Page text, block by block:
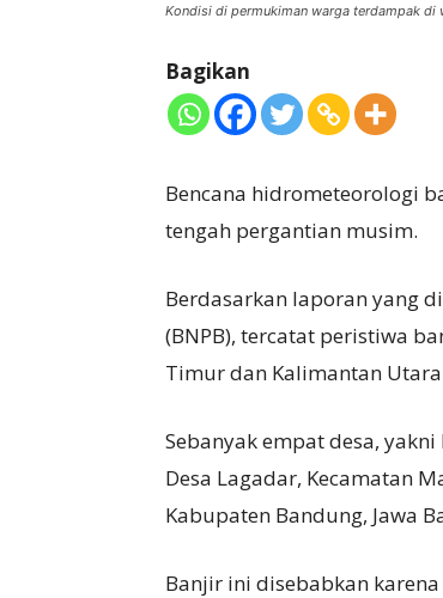
Kondisi di permukiman warga terdampak di
Bagikan
Bencana hidrometeorologi
tengah pergantian musim.
Berdasarkan laporan yang
(BNPB), tercatat peristiwa
Timur dan Kalimantan
Sebanyak empat desa,
Desa Lagadar, Kecamatan
Kabupaten Bandung, Jawa
Banjir ini disebabkan